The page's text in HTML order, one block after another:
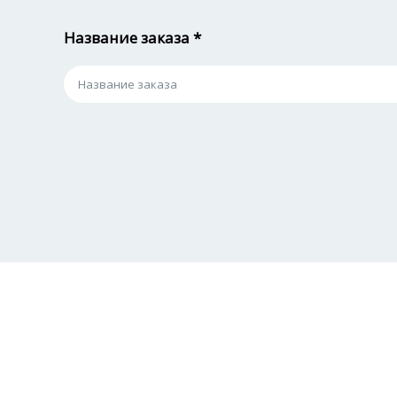
Название заказа *